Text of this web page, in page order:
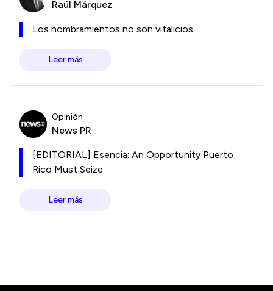
Raúl Márquez
Los nombramientos no son vitalicios
Leer más
Opinión
News PR
[EDITORIAL] Esencia: An Opportunity Puerto
Rico Must Seize
Leer más